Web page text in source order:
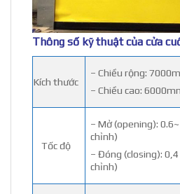
Thông số kỹ thuật của cửa
Kích thước
– Chiều rộng:
– Chiều cao:
Tốc độ
– Mở (opening):
chỉnh)
– Đóng (closing):
chỉnh)